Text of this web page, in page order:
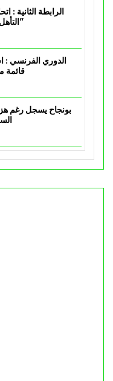
الرابطة الثانية :
التأهل إلى “البلاي أوف”
الدوري الفرنسي :
قائمة
بونجاح يسجل رغم